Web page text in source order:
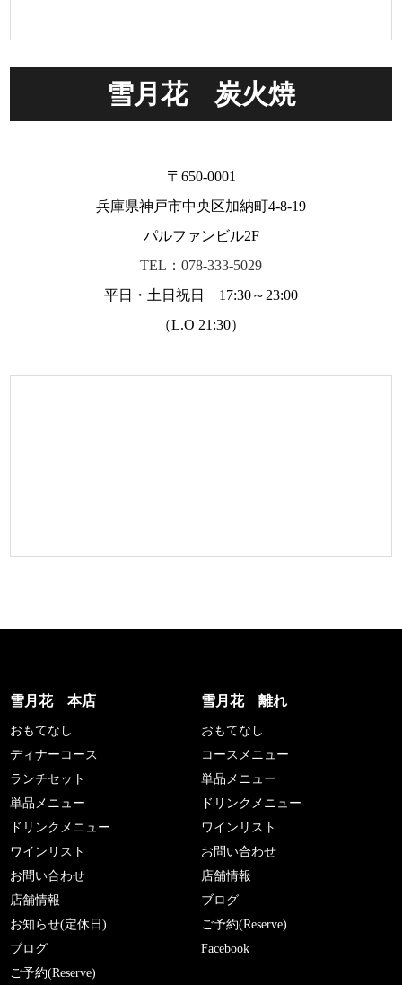
雪月花 炭火焼
〒650-0001
兵庫県神戸市中央区加納町4-8-19
パルファンビル2F
TEL：078-333-5029
平日・土日祝日 17:30～23:00
（L.O 21:30）
雪月花 本店
おもてなし
ディナーコース
ランチセット
単品メニュー
ドリンクメニュー
ワインリスト
お問い合わせ
店舗情報
お知らせ(定休日)
ブログ
ご予約(Reserve)
雪月花 離れ
おもてなし
コースメニュー
単品メニュー
ドリンクメニュー
ワインリスト
お問い合わせ
店舗情報
ブログ
ご予約(Reserve)
Facebook